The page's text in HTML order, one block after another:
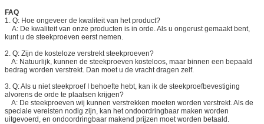
FAQ
1. Q: Hoe ongeveer de kwaliteit van het product?
A: De kwaliteit van onze producten is in orde. Als u ongerust gemaakt bent,
kunt u de steekproeven eerst nemen.
2. Q: Zijn de kosteloze verstrekt steekproeven?
A: Natuurlijk, kunnen de steekproeven kosteloos, maar binnen een bepaald
bedrag worden verstrekt. Dan moet u de vracht dragen zelf.
3. Q: Als u niet steekproef I behoefte hebt, kan ik de steekproefbevestiging
alvorens de orde te plaatsen krijgen?
A: De steekproeven wij kunnen verstrekken moeten worden verstrekt. Als de
speciale vereisten nodig zijn, kan het ondoordringbaar maken worden
uitgevoerd, en ondoordringbaar makend prijzen moet worden betaald.